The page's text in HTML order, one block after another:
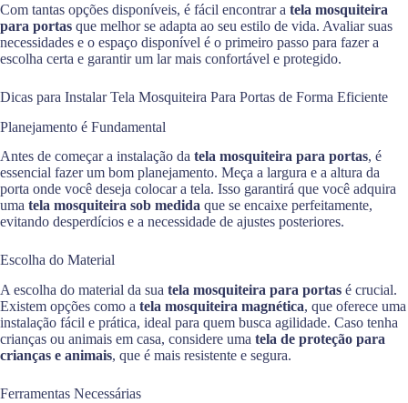
Com tantas opções disponíveis, é fácil encontrar a tela mosquiteira
para portas que melhor se adapta ao seu estilo de vida. Avaliar suas
necessidades e o espaço disponível é o primeiro passo para fazer a
escolha certa e garantir um lar mais confortável e protegido.
Dicas para Instalar Tela Mosquiteira Para Portas de Forma Eficiente
Planejamento é Fundamental
Antes de começar a instalação da tela mosquiteira para portas, é
essencial fazer um bom planejamento. Meça a largura e a altura da
porta onde você deseja colocar a tela. Isso garantirá que você adquira
uma tela mosquiteira sob medida que se encaixe perfeitamente,
evitando desperdícios e a necessidade de ajustes posteriores.
Escolha do Material
A escolha do material da sua tela mosquiteira para portas é crucial.
Existem opções como a tela mosquiteira magnética, que oferece uma
instalação fácil e prática, ideal para quem busca agilidade. Caso tenha
crianças ou animais em casa, considere uma tela de proteção para
crianças e animais, que é mais resistente e segura.
Ferramentas Necessárias